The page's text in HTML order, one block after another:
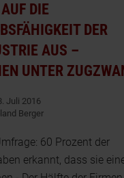
DIE
DER
AUS –
UNTER
Juli 2016
Berger
60 Prozent der
erkannt, dass sie